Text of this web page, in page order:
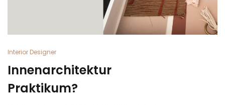
Interior Designer
Innenarchitektur
Praktikum?